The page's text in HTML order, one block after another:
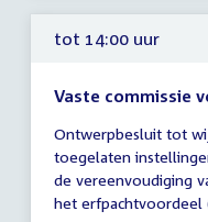
tot 14:00 uur
Vaste commissie
vergadering
tot
14:00
uur
Ontwerpbesluit tot
toegelaten
de vereenvoudiging
het erfpachtvoordeel